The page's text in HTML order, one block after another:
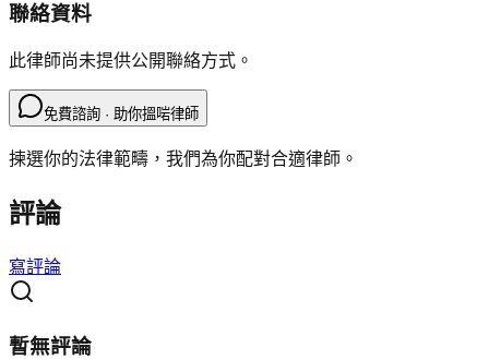
聯絡資料
此律師尚未提供公開聯絡方式。
免費諮詢 · 助你搵啱律師
揀選你的法律範疇，我們為你配對合適律師。
評論
寫評論
暫無評論